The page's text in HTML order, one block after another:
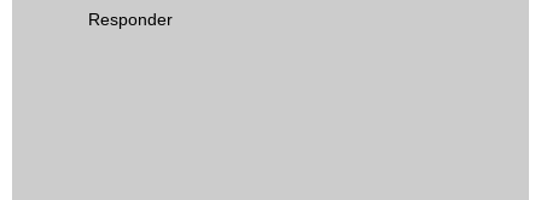
Responder